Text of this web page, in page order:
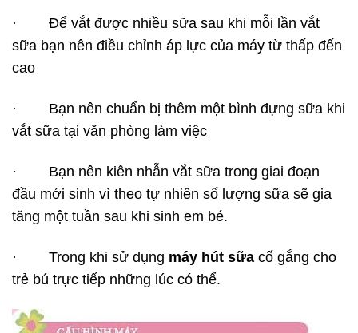
· Để vắt được nhiều sữa sau khi mỗi lần vắt
sữa bạn nên điều chỉnh áp lực của máy từ thấp đến
cao
· Bạn nên chuẩn bị thêm một bình đựng sữa khi
vắt sữa tại văn phòng làm việc
· Bạn nên kiên nhẫn vắt sữa trong giai đoạn
đầu mới sinh vì theo tự nhiên số lượng sữa sẽ gia
tăng một tuần sau khi sinh em bé.
· Trong khi sử dụng máy hút sữa cố gắng cho
trẻ bú trực tiếp những lúc có thể.